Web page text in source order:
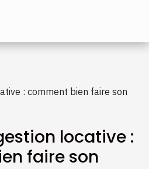
: comment bien faire son
locative :
faire son